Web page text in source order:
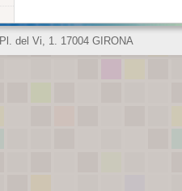
Pl. del Vi, 1. 17004 GIRONA